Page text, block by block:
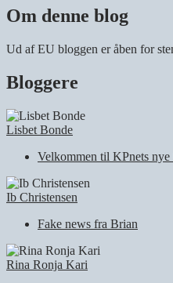
Om denne blog
Ud af EU bloggen er åben for
Bloggere
Lisbet Bonde
Velkommen til KPnets
Ib Christensen
Fake news fra Brian
Rina Ronja Kari